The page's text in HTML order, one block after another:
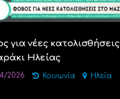
για νέες
Ηλείας
2026 Κοινωνία Ηλεία